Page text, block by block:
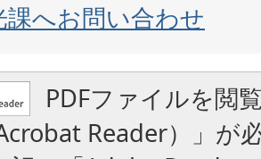
課へお問い合わせ
PDFファイルを閲
Reader）」が